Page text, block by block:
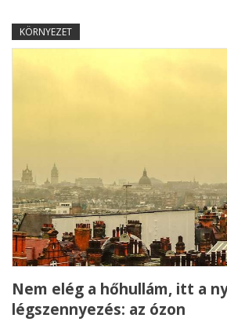
KÖRNYEZET
Nem elég a hőhullám, itt a
légszennyezés: az ózon